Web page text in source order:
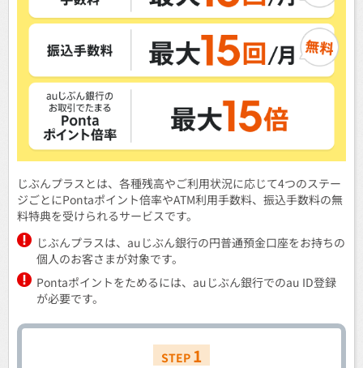
じぶんプラスとは、各種残高やご利用状況に応じて4つのステー
ジごとにPontaポイント倍率やATM利用手数料、振込手数料の無
料特典を受けられるサービスです。
じぶんプラスは、auじぶん銀行の円普通預金口座をお持ちの
個人のお客さまが対象です。
Pontaポイントをためるには、auじぶん銀行でのau ID登録
が必要です。
STEP 1